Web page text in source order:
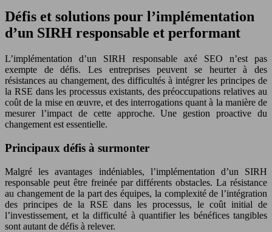
Défis et solutions pour l’implémentation
d’un SIRH responsable et performant
L’implémentation d’un SIRH responsable axé SEO n’est pas
exempte de défis. Les entreprises peuvent se heurter à des
résistances au changement, des difficultés à intégrer les principes de
la RSE dans les processus existants, des préoccupations relatives au
coût de la mise en œuvre, et des interrogations quant à la manière de
mesurer l’impact de cette approche. Une gestion proactive du
changement est essentielle.
Principaux défis à surmonter
Malgré les avantages indéniables, l’implémentation d’un SIRH
responsable peut être freinée par différents obstacles. La résistance
au changement de la part des équipes, la complexité de l’intégration
des principes de la RSE dans les processus, le coût initial de
l’investissement, et la difficulté à quantifier les bénéfices tangibles
sont autant de défis à relever.